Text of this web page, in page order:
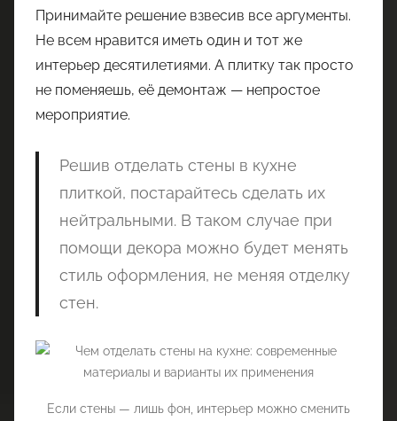
Принимайте решение взвесив все аргументы.
Не всем нравится иметь один и тот же
интерьер десятилетиями. А плитку так просто
не поменяешь, её демонтаж — непростое
мероприятие.
Решив отделать стены в кухне
плиткой, постарайтесь сделать их
нейтральными. В таком случае при
помощи декора можно будет менять
стиль оформления, не меняя отделку
стен.
Если стены — лишь фон, интерьер можно сменить